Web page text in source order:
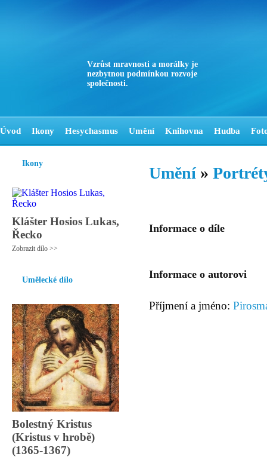
Vzrůst mravnosti a morálky je
nezbytnou podmínkou rozvoje
společnosti.
Úvod Ikony Hesychasmus Umění Knihovna Hudba
Ikony
Klášter Hosios Lukas,
Řecko
Zobrazit dílo >>
Umělecké dílo
Bolestný Kristus
(Kristus v hrobě)
(1365-1367)
Umění »
Informace o díle
Informace o autorovi
Příjmení a jméno: